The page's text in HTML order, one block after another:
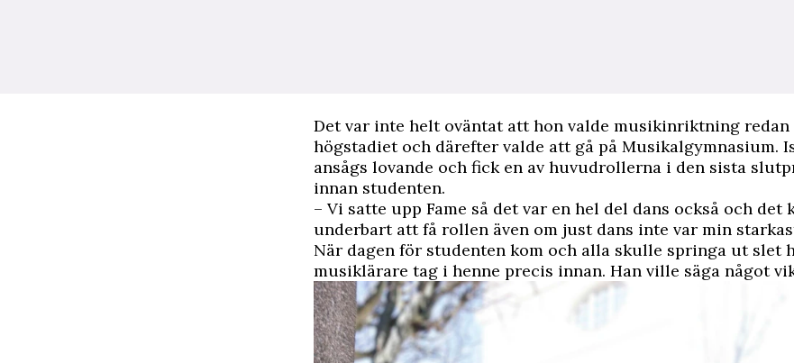
Det var inte helt oväntat att hon valde musikinriktning redan
högstadiet och därefter valde att gå på Musikalgymnasium.
ansågs lovande och fick en av huvudrollerna i den sista
innan studenten.
– Vi satte upp Fame så det var en hel del dans också och det
underbart att få rollen även om just dans inte var min
När dagen för studenten kom och alla skulle springa ut slet
musiklärare tag i henne precis innan. Han ville säga något